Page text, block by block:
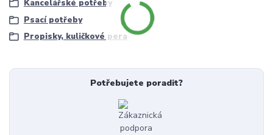
Kancelářské potřeby
Psací potřeby
Propisky, kuličkové pera
Potřebujete poradit?